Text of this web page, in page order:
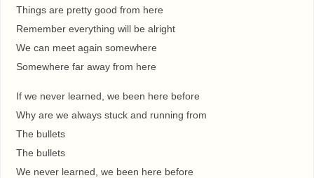
Things are pretty good from here
Remember everything will be alright
We can meet again somewhere
Somewhere far away from here
If we never learned, we been here before
Why are we always stuck and running from
The bullets
The bullets
We never learned, we been here before